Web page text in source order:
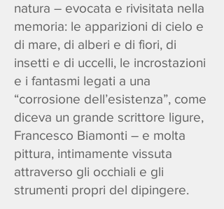
natura – evocata e rivisitata nella
memoria: le apparizioni di cielo e
di mare, di alberi e di fiori, di
insetti e di uccelli, le incrostazioni
e i fantasmi legati a una
“corrosione dell’esistenza”, come
diceva un grande scrittore ligure,
Francesco Biamonti – e molta
pittura, intimamente vissuta
attraverso gli occhiali e gli
strumenti propri del dipingere.